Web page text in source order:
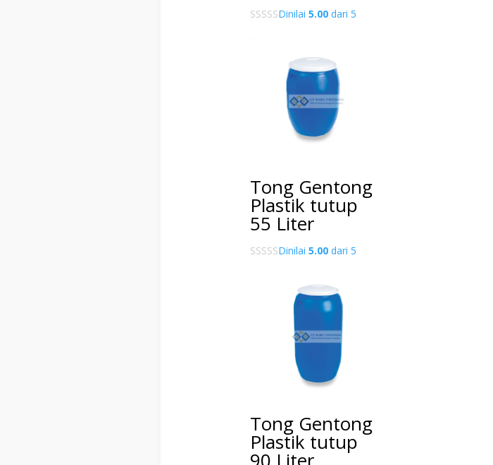
Dinilai 5.00dari 5
Tong Gentong
Plastik tutup
55 Liter
Dinilai 5.00dari 5
Tong Gentong
Plastik tutup
90 Liter